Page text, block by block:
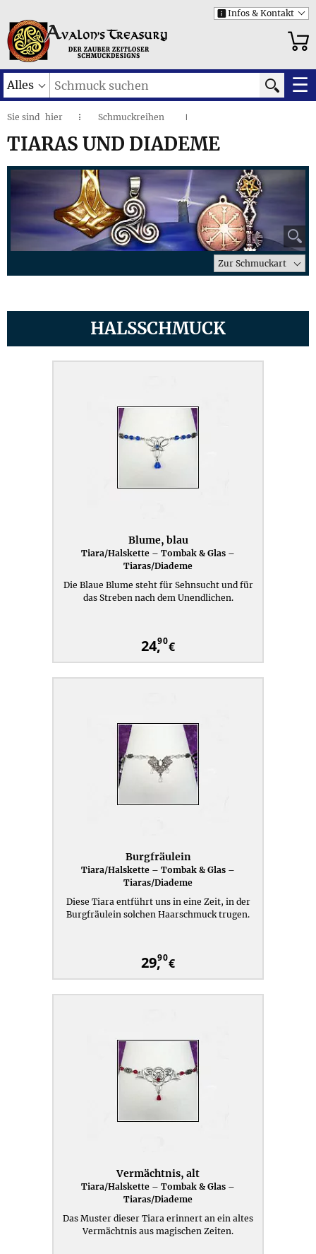
i Infos & Kontakt
Alles ☰
Sie sind hier ◌ Schmuckreihen I
TIARAS UND DIADEME
⚲
Zur Schmuckart
HALSSCHMUCK
Blume, blau
Tiara/Halskette – Tombak & Glas –
Tiaras/Diademe
Die Blaue Blume steht für Sehnsucht und für
das Streben nach dem Unendlichen.
24,90€
Burgfräulein
Tiara/Halskette – Tombak & Glas –
Tiaras/Diademe
Diese Tiara entführt uns in eine Zeit, in der
Burgfräulein solchen Haarschmuck trugen.
29,90€
Vermächtnis, alt
Tiara/Halskette – Tombak & Glas –
Tiaras/Diademe
Das Muster dieser Tiara erinnert an ein altes
Vermächtnis aus magischen Zeiten.